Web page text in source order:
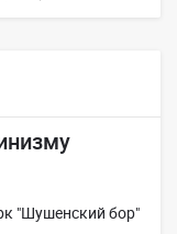
"Шушенский бор"